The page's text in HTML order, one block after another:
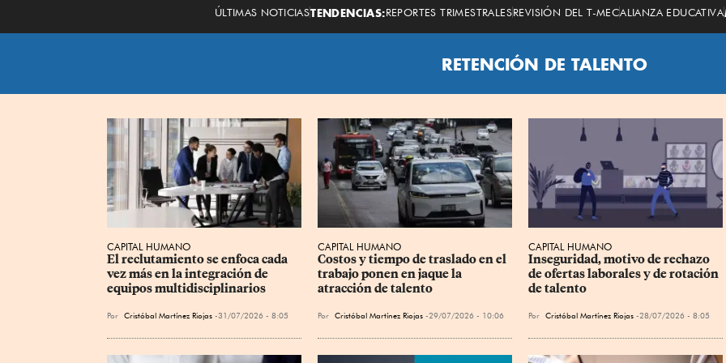
ÚLTIMAS NOTICIASTENDENCIAS:REPORTES TRIMESTRALESREVISIÓN DEL T-MECALIANZA EDUCATIVA
RETENCIÓN DE TALENTO
CAPITAL HUMANO
El reclutamiento se enfoca cada
vez más en la integración de
equipos multidisciplinarios
Por Cristóbal Martínez Riojas 31/07/2026 - 8:05
CAPITAL HUMANO
Costos y tiempo de traslado en el
trabajo ponen en jaque la
atracción de talento
Por Cristóbal Martínez Riojas 29/07/2026 - 10:06
CAPITAL HUMANO
Inseguridad, motivo de rechazo
de ofertas laborales y de rotación
de talento
Por Cristóbal Martínez Riojas 28/07/2026 - 8:05